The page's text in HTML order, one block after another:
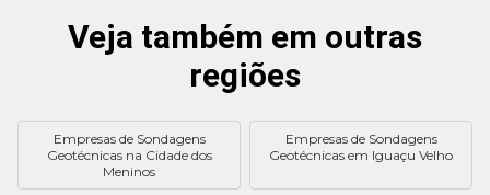
Veja também em outras
regiões
Empresas de Sondagens
Geotécnicas na Cidade dos
Meninos
Empresas de Sondagens
Geotécnicas em Iguaçu Velho